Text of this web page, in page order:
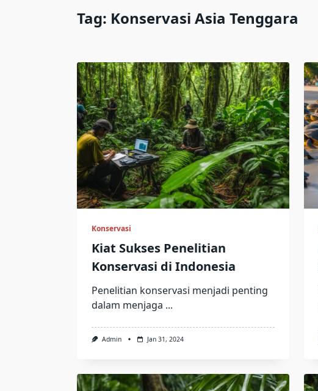
Tag: Konservasi Asia Tenggara
Konservasi
Kiat Sukses Penelitian
Konservasi di Indonesia
Penelitian konservasi menjadi penting
dalam menjaga ...
Admin Jan 31, 2024